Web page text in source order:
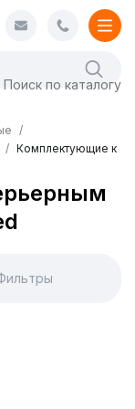
Комплектующие к